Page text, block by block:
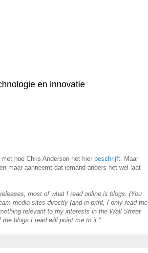
en innovatie
hoe Chris Anderson het hier beschrijft . Maar
maar aanneemt dat iemand anders het wel laat
most of what I read online is blogs. (You
media sites directly (and in print, I only read the
relevant to my interests in the Wall Street
blogs I read will point me to it."